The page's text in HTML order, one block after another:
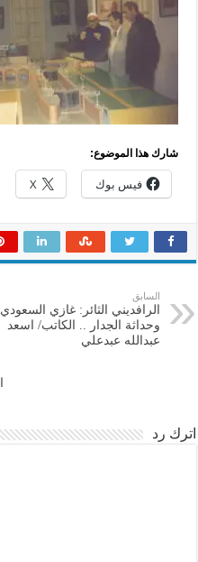
شارك هذا الموضوع:
فيس بوك X
السابق
الرافديني الثائر: غازي السعودي
وحداثة الجدار .. الكاتب/ اسعد
عبدالله عبدعلي
اترك رد